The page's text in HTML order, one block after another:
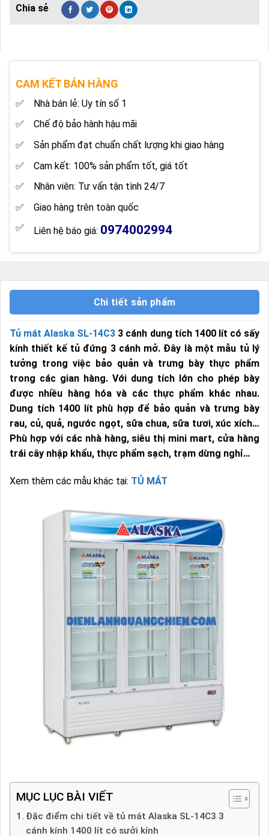
CAM KẾT BÁN HÀNG
Nhà bán lẻ: Uy tín số 1
Chế độ bảo hành hậu mãi
Sản phẩm đạt chuẩn chất lượng khi giao hàng
Cam kết: 100% sản phẩm tốt, giá tốt
Nhân viên: Tư vấn tận tình 24/7
Giao hàng trên toàn quốc
Liên hệ báo giá: 0974002994
Chi tiết sản phẩm
Tủ mát Alaska SL-14C3 3 cánh dung tích 1400 lít có sấy
kính thiết kế tủ đứng 3 cánh mở. Đây là một mẫu tủ lý
tưởng trong việc bảo quản và trưng bày thực phẩm
trong các gian hàng. Với dung tích lớn cho phép bày
được nhiều hàng hóa và các thực phẩm khác nhau.
Dung tích 1400 lít phù hợp để bảo quản và trưng bày
rau, củ, quả, ngước ngọt, sữa chua, sữa tươi, xúc xích…
Phù hợp với các nhà hàng, siêu thị mini mart, cửa hàng
trái cây nhập khẩu, thực phẩm sạch, trạm dừng nghỉ…
Xem thêm các mẫu khác tại: TỦ MÁT
MỤC LỤC BÀI VIẾT
Đặc điểm chi tiết về tủ mát Alaska SL-14C3 3
cánh kính 1400 lít có sưởi kính